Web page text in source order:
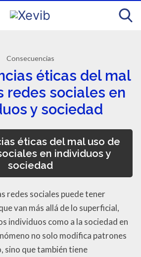
Consecuencias
éticas del mal
redes sociales en
y sociedad
éticas del mal uso de
en individuos y
sociedad
redes sociales puede tener
van más allá de lo superficial,
individuos como a la sociedad en
no solo modifica patrones
sino que también tiene